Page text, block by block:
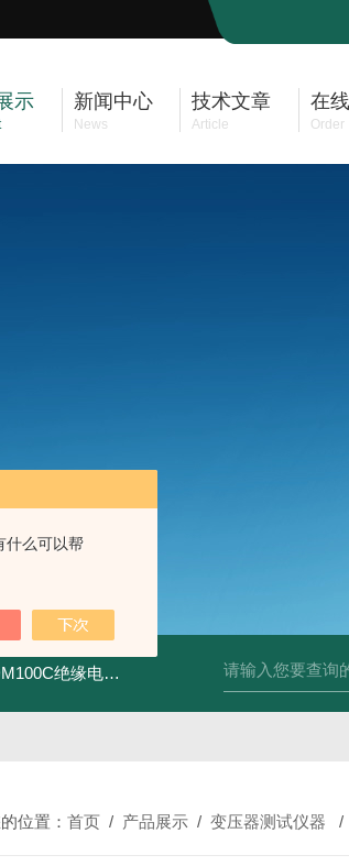
什么可以帮
示 新闻中心
News
技术文章
Article
在
Order
绝缘电阻测试仪 DM50C绝缘电阻测试仪
位置：首页 / 产品展示 /变压器测试仪器